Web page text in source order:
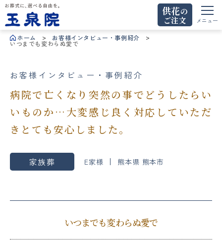
お葬式に、選べる自由を。玉泉院
供花の
ご注文
メニュー
ホーム お客様インタビュー・事例紹介
いつまでも変わらぬ愛で
お客様インタビュー・事例紹介
病院で亡くなり突然の事でどうしたらい
いものか…大変感じ良く対応していただ
きとても安心しました。
家族葬 E家様 熊本県 熊本市
いつまでも変わらぬ愛で